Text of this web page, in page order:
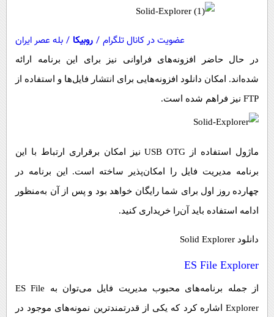
عضویت در کانال تلگرام / روبیکا / بله عصر ایران
در حال حاضر افزونه‌های فراوانی نیز برای این برنامه ارائه
شده‌اند. امکان دانلود افزونه‌هایی برای انتشار فایل‌ها و استفاده از
FTP نیز فراهم شده است.
ماژول استفاده از USB OTG نیز امکان برقراری ارتباط با این
برنامه مدیریت فایل را امکان‌پذیر ساخته است. این برنامه در
چهارده روز اول برای شما رایگان خواهد بود و پس از آن به‌منظور
ادامه استفاده باید آن‌را خریداری کنید.
دانلود Solid Explorer
ES File Explorer
از جمله برنامه‌های محبوب مدیریت فایل می‌توان به ES File
Explorer اشاره کرد که یکی از قدرتمندترین نمونه‌های موجود در